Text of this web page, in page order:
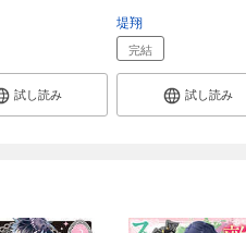
をこめて【ヨコヨミ】: 27
カート
をこめて【ヨコヨミ】: 28
試し読み
堤翔
完結
試し読み